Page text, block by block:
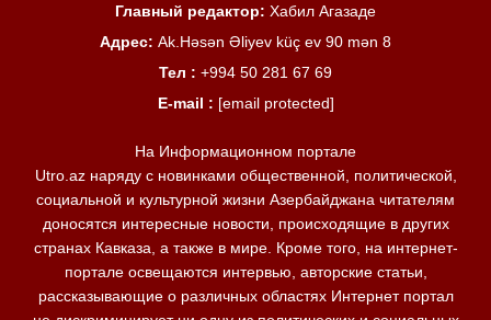
Главный редактор: Хабил Агазаде
Адрес: Ak.Həsən Əliyev küç ev 90 mən 8
Тел : +994 50 281 67 69
E-mail : [email protected]
На Информационном портале
Utro.az наряду с новинками общественной, политической,
социальной и культурной жизни Азербайджана читателям
доносятся интересные новости, происходящие в других
странах Кавказа, а также в мире. Кроме того, на интернет-
портале освещаются интервью, авторские статьи,
рассказывающие о различных областях Интернет портал